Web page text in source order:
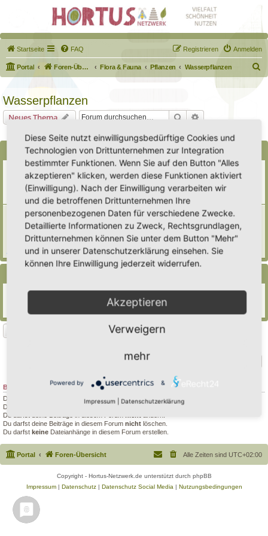
Startseite FAQ Anmelden
Registrieren
Portal Foren-Übersicht Flora & Fauna Pflanzen Wasserpflanzen
u
Wasserpflanzen
Neues Thema Suche
Bekanntmachungen
Erweiterung der Kriterien zur Eintragung eines Hortus
Letzter Beitrag vonHeike Ehrle«Di 29. Jul 2025, 17:08
Verfasst inAnkündigungen & Fragen zum Forum
Antworten:3
[Bitte lesen] Wie funktioniert die Eintragung Eurer
Gartenprojekte
So 15. Feb 2026, 18:08
Verfasst inEingetragener Hortus - Mein Hortus und ich!
Antworten:1
Wasserpflanzen
farbenfroh«So 25. Aug 2024, 19:49
BERECHTIGUNGEN IN DIESEM FORUM
Du darfst
neuen Themen in diesem Forum erstellen.
Du darfst
Antworten zu Themen in diesem Forum erstellen.
Du darfst deine Beiträge in diesem Forum
Du darfst deine Beiträge in diesem Forum nicht löschen.
Du darfst keine Dateianhänge in diesem Forum erstellen.
Portal Foren-Übersicht Alle Zeiten sind UTC+02:00
Copyright - Hortus-Netzwerk.de unterstützt durch phpBB
Impressum| Datenschutz| Datenschutz Social Media | Nutzungsbedingungen
Diese Seite nutzt einwilligungsbedürftige Cookies und
Technologien von Drittunternehmen zur Integration
bestimmter Funktionen. Wenn Sie auf den Button "Alles
akzeptieren" klicken, werden diese Funktionen aktiviert
(Einwilligung). Nach der Einwilligung verarbeiten wir
und die betroffenen Drittunternehmen Ihre
personenbezogenen Daten für verschiedene Zwecke.
Detaillierte Informationen zu Zweck, Rechtsgrundlagen,
Drittunternehmen können Sie unter dem Button "Mehr"
und in unserer Datenschutzerklärung einsehen. Sie
können Ihre Einwilligung jederzeit widerrufen.
Akzeptieren
Verweigern
mehr
Powered by &
Impressum Datenschutzerklärung